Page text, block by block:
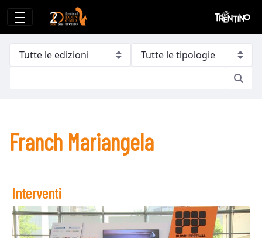
Franch Mariangela
Franch Mariangela
Interventi